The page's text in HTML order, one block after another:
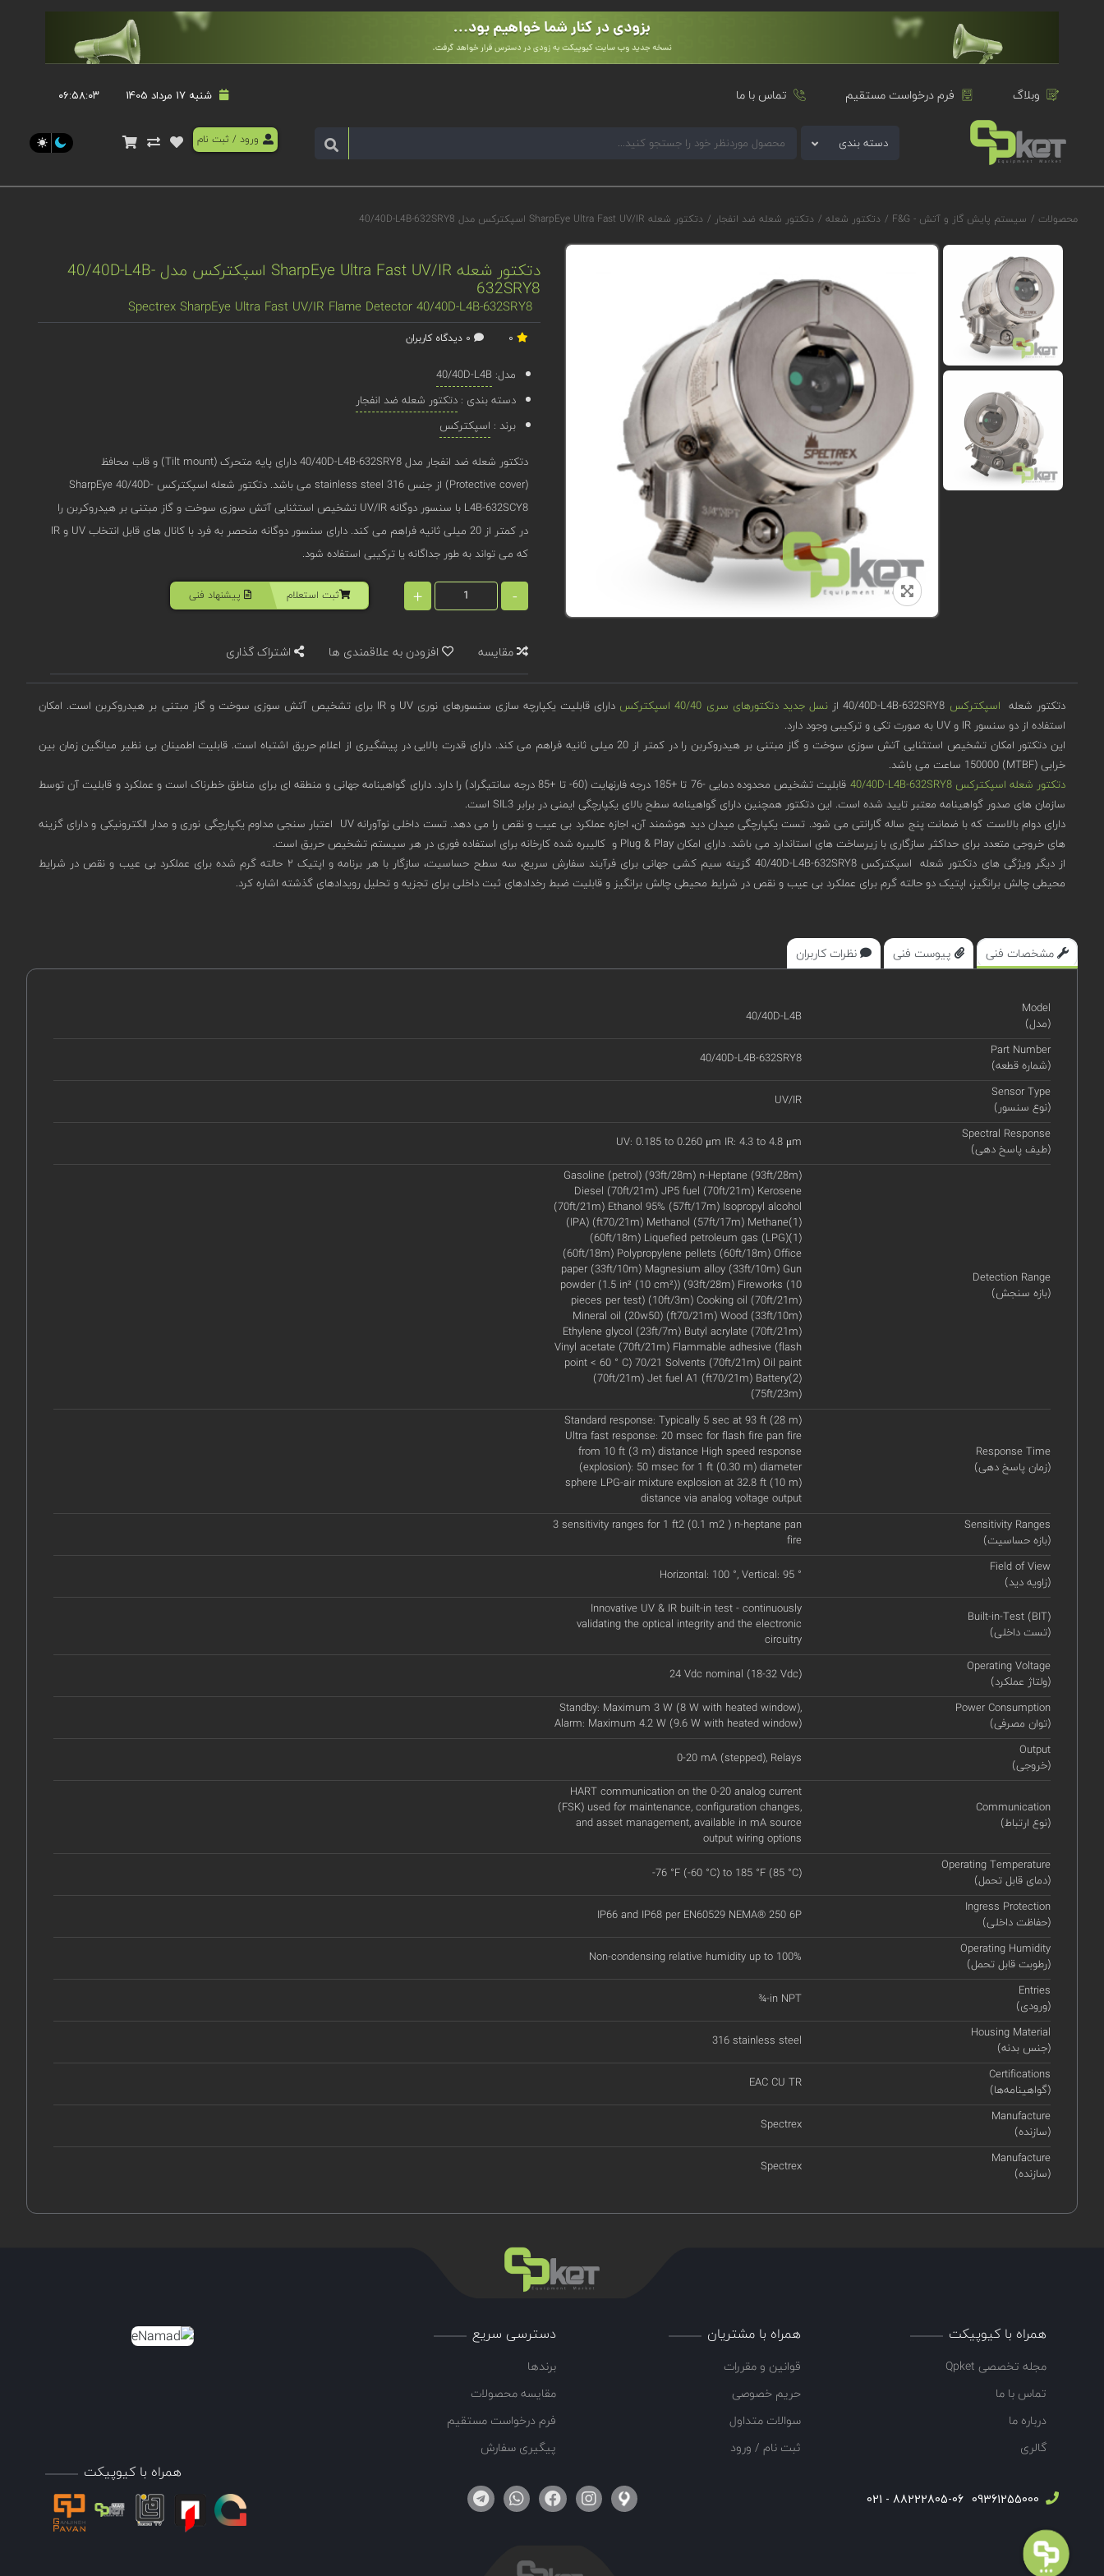
وبلاگ فرم درخواست مستقیم تماس با ما شنبه 17 مرداد 1405 ۰۶:۵۸:۰۴
دسته بندی ورود / ثبت نام
محصولات / سیستم پایش گاز و آتش - F&G / دتکتور شعله / دتکتور شعله ضد انفجار / دتکتور شعله SharpEye Ultra Fast UV/IR اسپکترکس مدل 40/40D-L4B-632SRY8
دتکتور شعله SharpEye Ultra Fast UV/IR اسپکترکس مدل 40/40D-L4B-
632SRY8
Spectrex SharpEye Ultra Fast UV/IR Flame Detector 40/40D-L4B-632SRY8
مدل: 40/40D-L4B
دسته بندی : دتکتور شعله ضد انفجار
برند : اسپکترکس
دتکتور شعله ضد انفجار مدل 40/40D-L4B-632SRY8 دارای پایه متحرک (Tilt mount) و قاب محافظ
(Protective cover) از جنس stainless steel 316 می باشد. دتکتور شعله اسپکترکس SharpEye 40/40D-
L4B-632SCY8 با سنسور دوگانه UV/IR تشخیص استثنایی آتش سوزی سوخت و گاز مبتنی بر هیدروکربن را
در کمتر از 20 میلی ثانیه فراهم می کند. دارای سنسور دوگانه منحصر به فرد با کانال های قابل انتخاب UV و IR
که می تواند به طور جداگانه یا ترکیبی استفاده شود.
-
+ ثبت استعلام پیشنهاد فنی
مقایسه افزودن به علاقمندی ها اشتراک گذاری
دتکتور شعله اسپکترکس نسل جدید دتکتورهای سری 40/40 اسپکترکس
دارای قابلیت یکپارچه سازی سنسورهای نوری UV و IR برای تشخیص آتش سوزی سوخت و گاز مبتنی بر هیدروکربن است. امکان
استفاده از دو سنسور IR و UV به صورت تکی و ترکیبی وجود دارد.
این دتکتور امکان تشخیص استثنایی آتش سوزی سوخت و گاز مبتنی بر هیدروکربن را در کمتر از 20 میلی ثانیه فراهم می کند. دارای قدرت بالایی در پیشگیری از اعلام حریق اشتباه است. قابلیت اطمینان بی نظیر میانگین زمان بین
خرابی (MTBF) 150000 ساعت می باشد.
دتکتور شعله اسپکترکس 40/40D-L4B-632SRY8
قابلیت تشخیص محدوده دمایی -76 تا +185 درجه فارنهایت (60- تا +85 درجه سانتیگراد) را دارد. دارای گواهینامه جهانی و منطقه ای برای مناطق خطرناک است و عملکرد و قابلیت آن توسط
سازمان های صدور گواهینامه معتبر تایید شده است. این دتکتور همچنین دارای گواهینامه سطح بالای یکپارچگی ایمنی در برابر SIL3 است.
دارای دوام بالاست که با ضمانت پنج ساله گارانتی می شود. تست یکپارچگی میدان دید هوشمند آن، اجازه عملکرد بی عیب و نقص را می دهد. تست داخلی نوآورانه UV اعتبار سنجی مداوم یکپارچگی نوری و مدار الکترونیکی و دارای گزینه
های خروجی متعدد برای حداکثر سازگاری با زیرساخت های استاندارد می باشد. دارای امکان Plug & Play و کالیبره شده کارخانه برای استفاده فوری در هر سیستم تشخیص حریق است.
از دیگر ویژگی های دتکتور شعله اسپکترکس 40/40D-L4B-632SRY8 گزینه سیم کشی جهانی برای فرآیند سفارش سریع، سه سطح حساسیت، سازگار با هر برنامه و اپتیک ۲ حالته گرم شده برای عملکرد بی عیب و نقص در شرایط
محیطی چالش برانگیز، اپتیک دو حالته گرم برای عملکرد بی عیب و نقص در شرایط محیطی چالش برانگیز و قابلیت ضبط رخدادهای ثبت داخلی برای تجزیه و تحلیل رویدادهای گذشته اشاره کرد.
مشخصات فنی پیوست فنی نظرات کاربران
Model
(مدل)
40/40D-L4B
Part Number
(شماره قطعه)
40/40D-L4B-632SRY8
Sensor Type
(نوع سنسور)
UV/IR
Spectral Response
(طیف پاسخ دهی)
UV: 0.185 to 0.260 μm IR: 4.3 to 4.8 μm
Detection Range
(بازه سنجش)
Gasoline (petrol) (93ft/28m) n-Heptane (93ft/28m)
Diesel (70ft/21m) JP5 fuel (70ft/21m) Kerosene
(70ft/21m) Ethanol 95% (57ft/17m) Isopropyl alcohol
(IPA) (ft70/21m) Methanol (57ft/17m) Methane(1)
(60ft/18m) Liquefied petroleum gas (LPG)(1)
(60ft/18m) Polypropylene pellets (60ft/18m) Office
paper (33ft/10m) Magnesium alloy (33ft/10m) Gun
powder (1.5 in² (10 cm²)) (93ft/28m) Fireworks (10
pieces per test) (10ft/3m) Cooking oil (70ft/21m)
Mineral oil (20w50) (ft70/21m) Wood (33ft/10m)
Ethylene glycol (23ft/7m) Butyl acrylate (70ft/21m)
Vinyl acetate (70ft/21m) Flammable adhesive (flash
point < 60 ° C) 70/21 Solvents (70ft/21m) Oil paint
(70ft/21m) Jet fuel A1 (ft70/21m) Battery(2)
(75ft/23m)
Response Time
(زمان پاسخ دهی)
Standard response: Typically 5 sec at 93 ft (28 m)
Ultra fast response: 20 msec for flash fire pan fire
from 10 ft (3 m) distance High speed response
(explosion): 50 msec for 1 ft (0.30 m) diameter
sphere LPG-air mixture explosion at 32.8 ft (10 m)
distance via analog voltage output
Sensitivity Ranges
(بازه حساسیت)
3 sensitivity ranges for 1 ft2 (0.1 m2 ) n-heptane pan
fire
Field of View
(زاویه دید)
Horizontal: 100 °, Vertical: 95 °
Built-in-Test (BIT)
(تست داخلی)
Innovative UV & IR built-in test - continuously
validating the optical integrity and the electronic
circuitry
Operating Voltage
(ولتاژ عملکرد)
24 Vdc nominal (18-32 Vdc)
Power Consumption
(توان مصرفی)
Standby: Maximum 3 W (8 W with heated window),
Alarm: Maximum 4.2 W (9.6 W with heated window)
Output
(خروجی)
0-20 mA (stepped), Relays
Communication
(نوع ارتباط)
HART communication on the 0-20 analog current
(FSK) used for maintenance, configuration changes,
and asset management, available in mA source
output wiring options
Operating Temperature
(دمای قابل تحمل)
-76 °F (-60 °C) to 185 °F (85 °C)
Ingress Protection
(حفاظت داخلی)
IP66 and IP68 per EN60529 NEMA® 250 6P
Operating Humidity
(رطوبت قابل تحمل)
Non-condensing relative humidity up to 100%
Entries
(ورودی)
¾-in NPT
Housing Material
(جنس بدنه)
316 stainless steel
Certifications
(گواهینامه‌ها)
EAC CU TR
Manufacture
(سازنده)
Spectrex
Manufacture
(سازنده)
Spectrex
همراه با کیوپیکت
مجله تخصصی Qpket
تماس با ما
درباره ما
گالری
همراه با مشتریان
قوانین و مقررات
حریم خصوصی
سوالات متداول
ثبت نام / ورود
دسترسی سریع
برندها
مقایسه محصولات
فرم درخواست مستقیم
پیگیری سفارش
09361255000
88222805-06 - 021
همراه با کیوپیکت